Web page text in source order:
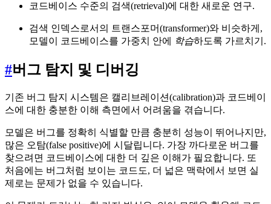
코드베이스 수준의 검색(retrieval)에 대한 새로운 연구.
검색 인덱스로서의 트랜스포머(transformer)와 비슷하게,
모델이 코드베이스를 가중치 안에
학습하도록 가르치기.
#버그 탐지 및 디버깅
기존 버그 탐지 시스템은 캘리브레이션(calibration)과 코드베이
스에 대한 충분한 이해 측면에서 어려움을 겪습니다.
모델은 버그를 정확히 식별할 만큼 충분히 성능이 뛰어나지만,
많은 오탐(false positive)에 시달립니다. 가장 까다로운 버그를
찾으려면 코드베이스에 대한 더 깊은 이해가 필요합니다. 또
처음에는 버그처럼 보이는 코드도, 더 넓은 맥락에서 보면 실
제로는 문제가 없을 수 있습니다.